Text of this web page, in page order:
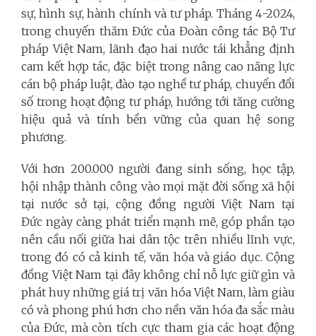
sự, hình sự, hành chính và tư pháp. Tháng 4-2024,
trong chuyến thăm Đức của Đoàn công tác Bộ Tư
pháp Việt Nam, lãnh đạo hai nước tái khẳng định
cam kết hợp tác, đặc biệt trong nâng cao năng lực
cán bộ pháp luật, đào tạo nghề tư pháp, chuyển đổi
số trong hoạt động tư pháp, hướng tới tăng cường
hiệu quả và tính bền vững của quan hệ song
phương.
Với hơn 200.000 người đang sinh sống, học tập,
hội nhập thành công vào mọi mặt đời sống xã hội
tại nước sở tại, cộng đồng người Việt Nam tại
Đức ngày càng phát triển mạnh mẽ, góp phần tạo
nên cầu nối giữa hai dân tộc trên nhiều lĩnh vực,
trong đó có cả kinh tế, văn hóa và giáo dục. Cộng
đồng Việt Nam tại đây không chỉ nỗ lực giữ gìn và
phát huy những giá trị văn hóa Việt Nam, làm giàu
có và phong phú hơn cho nền văn hóa đa sắc màu
của Đức, mà còn tích cực tham gia các hoạt động